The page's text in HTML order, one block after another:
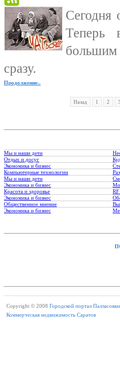
Сегодня
Теперь
большим
сразу.
Продолжение..
Назад 1 2 3
Мы и наши дети
Отдых и досуг
Экономика и бизнес
Компьютерные технологии
Мы и наши дети
Экономика и бизнес
Красота и здоровье
Экономика и бизнес
Общественное мнение
Экономика и бизнес
Copyright © 2008 Городской портал Палласовки.
Коммерческая недвижимость Саратов